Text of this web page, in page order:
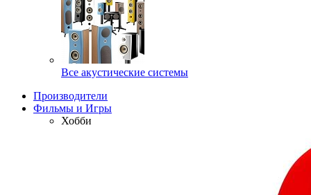
Все акустические системы
Производители
Фильмы и Игры
Хобби